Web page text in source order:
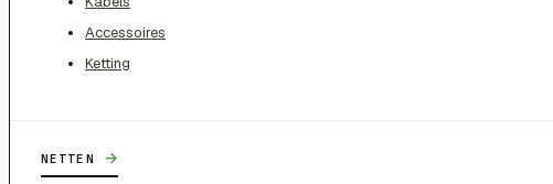
Accessoires
Ketting
NETTEN →